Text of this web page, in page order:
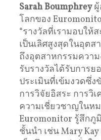
Sarah Boumphreyผู้
โลกของ
“รางวัลที่เรามอบให้
เป็นเลิศสูงสุดในอุต
ถึงอุตสาหกรรมควา
รับรางวัลได้รับการ
ประเมินที่เข้มงวดซึ่
การวิจัยอิสระ การวิ
ความเชี่ยวชาญใน
Euromonitor รู้สึกภู
ชั้นนำ เช่น Mary